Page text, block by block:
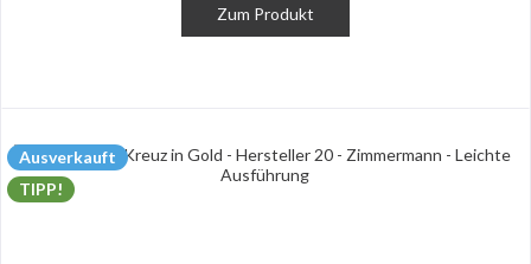
Zum Produkt
Ausverkauft
TIPP!